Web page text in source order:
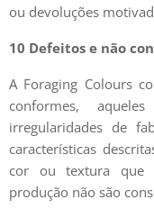
ou devoluções
10 Defeitos e não
A Foraging Colours
conformes,
irregularidades de
características
cor ou textura que
produção não são